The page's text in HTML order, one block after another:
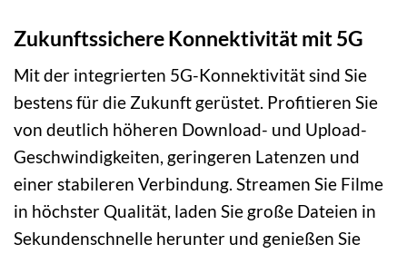
Zukunftssichere Konnektivität mit 5G
Mit der integrierten 5G-Konnektivität sind Sie
bestens für die Zukunft gerüstet. Profitieren Sie
von deutlich höheren Download- und Upload-
Geschwindigkeiten, geringeren Latenzen und
einer stabileren Verbindung. Streamen Sie Filme
in höchster Qualität, laden Sie große Dateien in
Sekundenschnelle herunter und genießen Sie